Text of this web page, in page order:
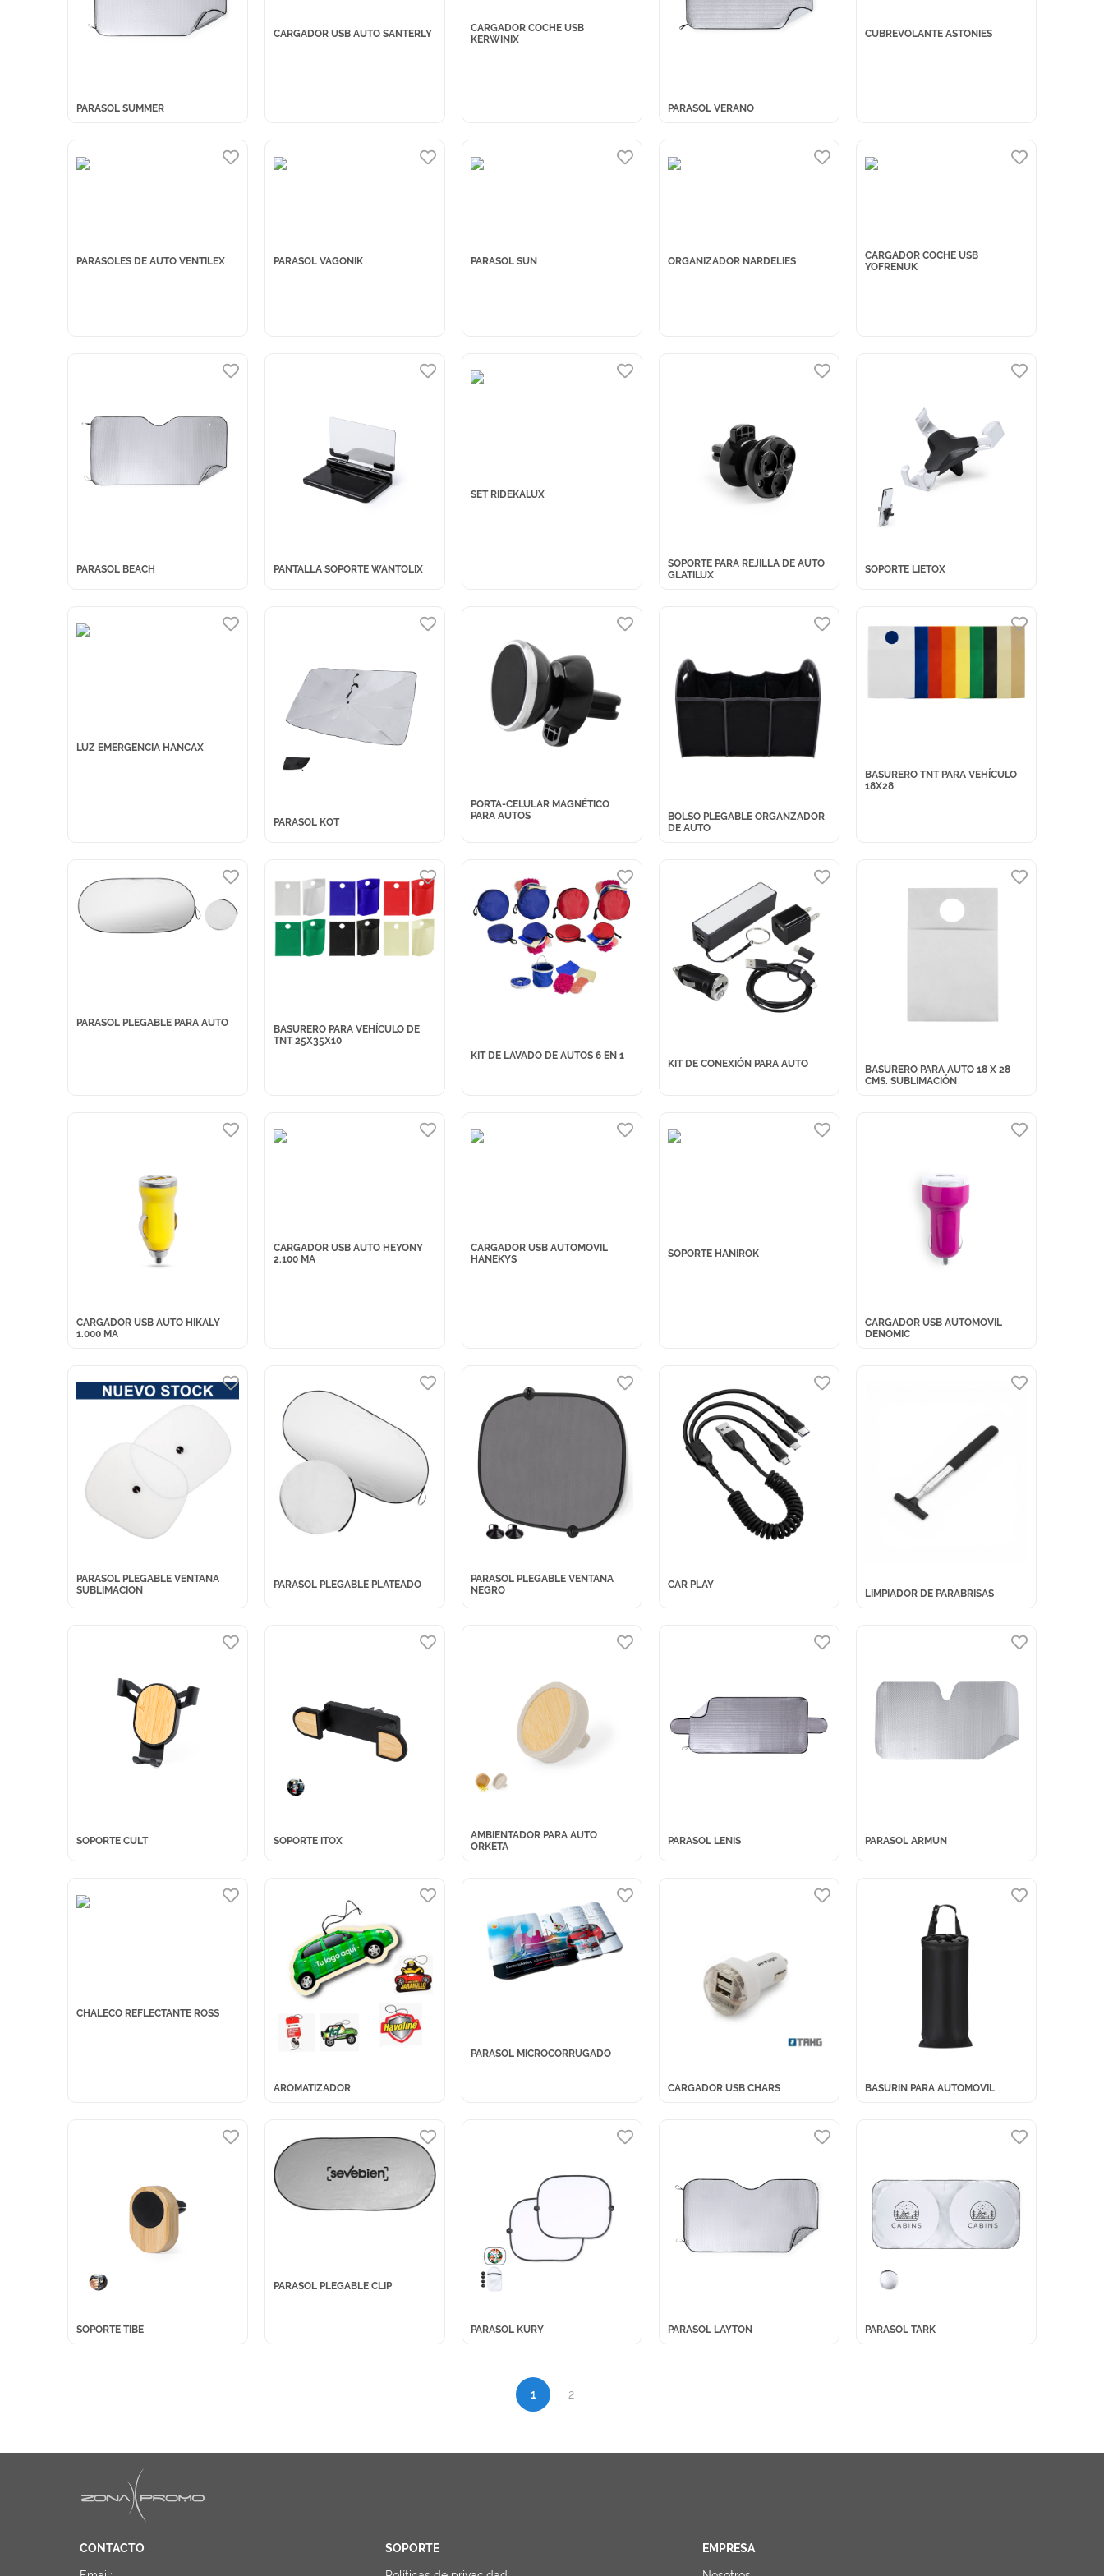
PARASOL SUMMER
CARGADOR USB AUTO SANTERLY
CARGADOR COCHE USB
KERWINIX
PARASOL VERANO
CUBREVOLANTE ASTONIES
PARASOLES DE AUTO VENTILEX PARASOL VAGONIK PARASOL SUN ORGANIZADOR NARDELIES
CARGADOR COCHE USB
YOFRENUK
PARASOL BEACH PANTALLA SOPORTE WANTOLIX
SET RIDEKALUX
SOPORTE PARA REJILLA DE AUTO
GLATILUX
SOPORTE LIETOX
LUZ EMERGENCIA HANCAX
PARASOL KOT
PORTA-CELULAR MAGNÉTICO
PARA AUTOS
BOLSO PLEGABLE ORGANZADOR
DE AUTO
BASURERO TNT PARA VEHÍCULO
18X28
PARASOL PLEGABLE PARA AUTO
BASURERO PARA VEHÍCULO DE
TNT 25X35X10
KIT DE LAVADO DE AUTOS 6 EN 1
KIT DE CONEXIÓN PARA AUTO
BASURERO PARA AUTO 18 X 28
CMS. SUBLIMACIÓN
CARGADOR USB AUTO HIKALY
1.000 MA
CARGADOR USB AUTO HEYONY
2.100 MA
CARGADOR USB AUTOMOVIL
HANEKYS
SOPORTE HANIROK
CARGADOR USB AUTOMOVIL
DENOMIC
PARASOL PLEGABLE VENTANA
SUBLIMACION
PARASOL PLEGABLE PLATEADO
PARASOL PLEGABLE VENTANA
NEGRO
CAR PLAY
LIMPIADOR DE PARABRISAS
SOPORTE CULT SOPORTE ITOX
AMBIENTADOR PARA AUTO
ORKETA
PARASOL LENIS PARASOL ARMUN
CHALECO REFLECTANTE ROSS
AROMATIZADOR
PARASOL MICROCORRUGADO
CARGADOR USB CHARS BASURIN PARA AUTOMOVIL
SOPORTE TIBE
PARASOL PLEGABLE CLIP
PARASOL KURY PARASOL LAYTON PARASOL TARK
1 2
CONTACTO SOPORTE EMPRESA